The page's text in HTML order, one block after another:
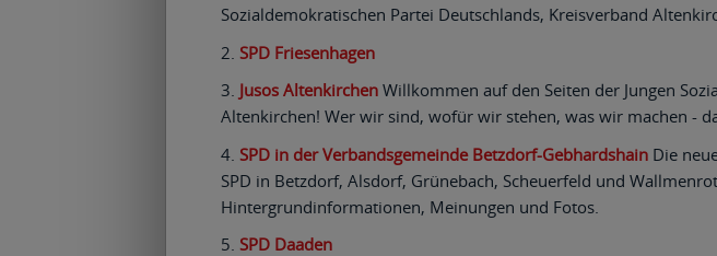
Sozialdemokratischen Partei Deutschlands, Kreisverband
SPD Friesenhagen
Jusos Altenkirchen Willkommen auf den Seiten der Jungen
Altenkirchen! Wer wir sind, wofür wir stehen, was wir machen -
SPD in der Verbandsgemeinde Betzdorf-Gebhardshain Die
SPD in Betzdorf, Alsdorf, Grünebach, Scheuerfeld und
Hintergrundinformationen, Meinungen und Fotos.
SPD Daaden